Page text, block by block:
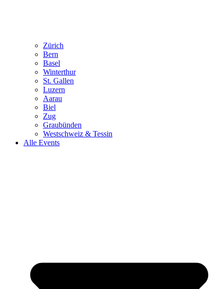
Zürich
Bern
Basel
Winterthur
St. Gallen
Luzern
Aarau
Biel
Zug
Graubünden
Westschweiz & Tessin
Alle Events